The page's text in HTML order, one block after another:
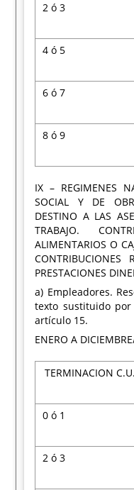
2 ó 3
4 ó 5
6 ó 7
8 ó 9
IX – REGIMENES
SOCIAL Y DE
DESTINO A LAS
TRABAJO.
ALIMENTARIOS O
CONTRIBUCIONES
PRESTACIONES
a) Empleadores.
texto sustituido por
artículo 15.
ENERO A
TERMINACION
0 ó 1
2 ó 3